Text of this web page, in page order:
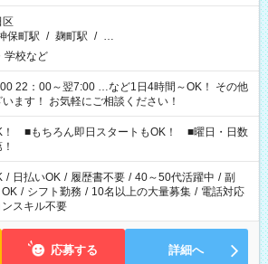
区
保町駅 / 麹町駅 / …
学校など
22：00～翌7:00 …など1日4時間～OK！ その他
ます！ お気軽にご相談ください！
！ ■もちろん即日スタートもOK！ ■曜日・日数
/ 日払いOK / 履歴書不要 / 40～50代活躍中 / 副
/ シフト勤務 / 10名以上の大量募集 / 電話対応
スキル不要
応募する 詳細へ